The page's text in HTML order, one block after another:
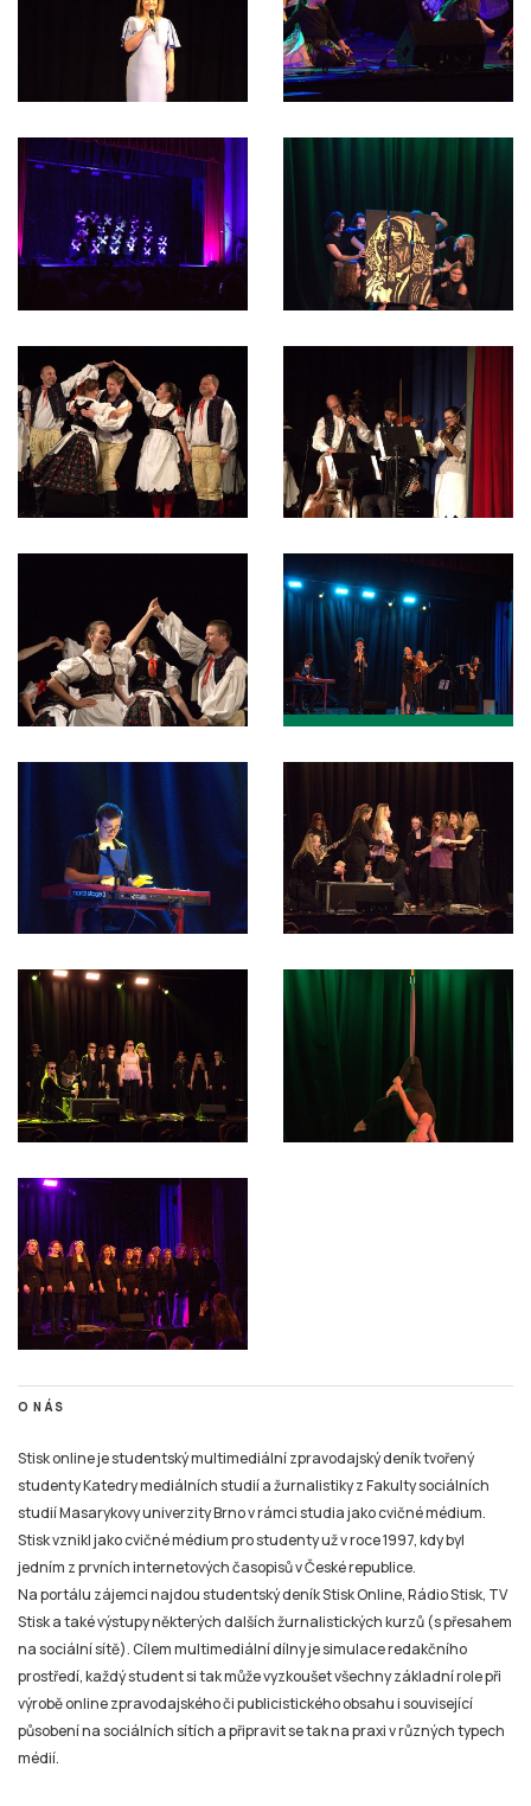
O NÁS
Stisk online je studentský multimediální zpravodajský deník tvořený
studenty Katedry mediálních studií a žurnalistiky z Fakulty sociálních
studií Masarykovy univerzity Brno v rámci studia jako cvičné médium.
Stisk vznikl jako cvičné médium pro studenty už v roce 1997, kdy byl
jedním z prvních internetových časopisů v České republice.
Na portálu zájemci najdou studentský deník Stisk Online, Rádio Stisk, TV
Stisk a také výstupy některých dalších žurnalistických kurzů (s přesahem
na sociální sítě). Cílem multimediální dílny je simulace redakčního
prostředí, každý student si tak může vyzkoušet všechny základní role při
výrobě online zpravodajského či publicistického obsahu i související
působení na sociálních sítích a připravit se tak na praxi v různých typech
médií.